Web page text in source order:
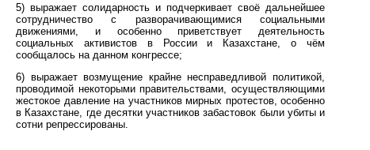
5) выражает солидарность и подчеркивает своё дальнейшее
сотрудничество с разворачивающимися социальными
движениями, и особенно приветствует деятельность
социальных активистов в России и Казахстане, о чём
сообщалось на данном конгрессе;
6) выражает возмущение крайне несправедливой политикой,
проводимой некоторыми правительствами, осуществляющими
жестокое давление на участников мирных протестов, особенно
в Казахстане, где десятки участников забастовок были убиты и
сотни репрессированы.